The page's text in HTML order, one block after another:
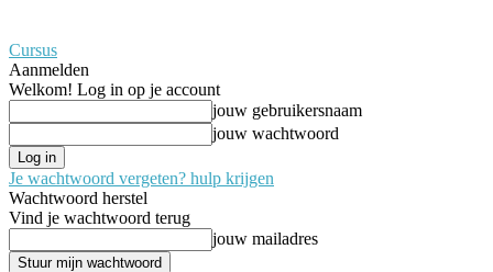
Cursus
Aanmelden
Welkom! Log in op je account
jouw gebruikersnaam
jouw wachtwoord
Je wachtwoord vergeten? hulp krijgen
Wachtwoord herstel
Vind je wachtwoord terug
jouw mailadres